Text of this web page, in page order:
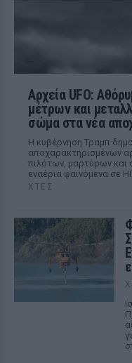
Αρχεία UFO:
μέτρων και
σώμα στα νέα
Η κυβέρνηση Τραμπ
αποχαρακτηρισμένων
πιλότων, μαρτύρων και
εναέρια φαινόμενα σε
ΧΤΕΣ